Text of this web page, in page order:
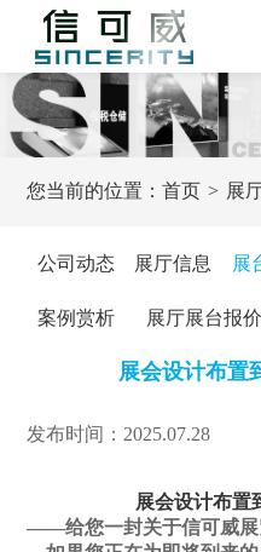
您当前的位置：首页 展
公司动态 展厅信息 展
案例赏析 展厅展台报价
展会设计布置
发布时间：2025.07.28
展会设计布置
——给您一封关于信可威展